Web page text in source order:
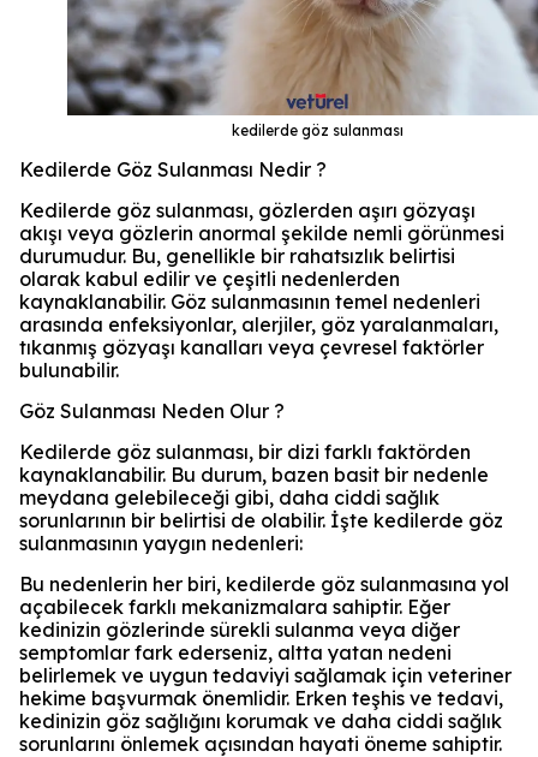
kedilerde göz sulanması
Kedilerde Göz Sulanması Nedir ?
Kedilerde göz sulanması, gözlerden aşırı gözyaşı
akışı veya gözlerin anormal şekilde nemli görünmesi
durumudur. Bu, genellikle bir rahatsızlık belirtisi
olarak kabul edilir ve çeşitli nedenlerden
kaynaklanabilir. Göz sulanmasının temel nedenleri
arasında enfeksiyonlar, alerjiler, göz yaralanmaları,
tıkanmış gözyaşı kanalları veya çevresel faktörler
bulunabilir.
Göz Sulanması Neden Olur ?
Kedilerde göz sulanması, bir dizi farklı faktörden
kaynaklanabilir. Bu durum, bazen basit bir nedenle
meydana gelebileceği gibi, daha ciddi sağlık
sorunlarının bir belirtisi de olabilir. İşte kedilerde göz
sulanmasının yaygın nedenleri:
Bu nedenlerin her biri, kedilerde göz sulanmasına yol
açabilecek farklı mekanizmalara sahiptir. Eğer
kedinizin gözlerinde sürekli sulanma veya diğer
semptomlar fark ederseniz, altta yatan nedeni
belirlemek ve uygun tedaviyi sağlamak için veteriner
hekime başvurmak önemlidir. Erken teşhis ve tedavi,
kedinizin göz sağlığını korumak ve daha ciddi sağlık
sorunlarını önlemek açısından hayati öneme sahiptir.